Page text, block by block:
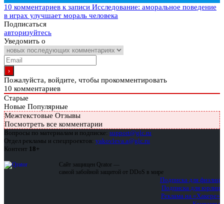
10 комментариев к записи Исследование: аморальное поведение
в играх улучшает мораль человека
Подписаться
авторизуйтесь
Уведомить о
Пожалуйста, войдите, чтобы прокомментировать
10 комментариев
Старые
Новые Популярные
Межтекстовые Отзывы
Посмотреть все комментарии
Вопросы по материалам и подписке: support@glc.ru
Отдел рекламы и спецпроектов: yakovleva.a@glc.ru
Контент 18+
Сайт защищен Qrator —
самой забойной защитой от DDoS в мире
Подписка для физлиц
Подписка для юрлиц
Реклама на «Хакере»